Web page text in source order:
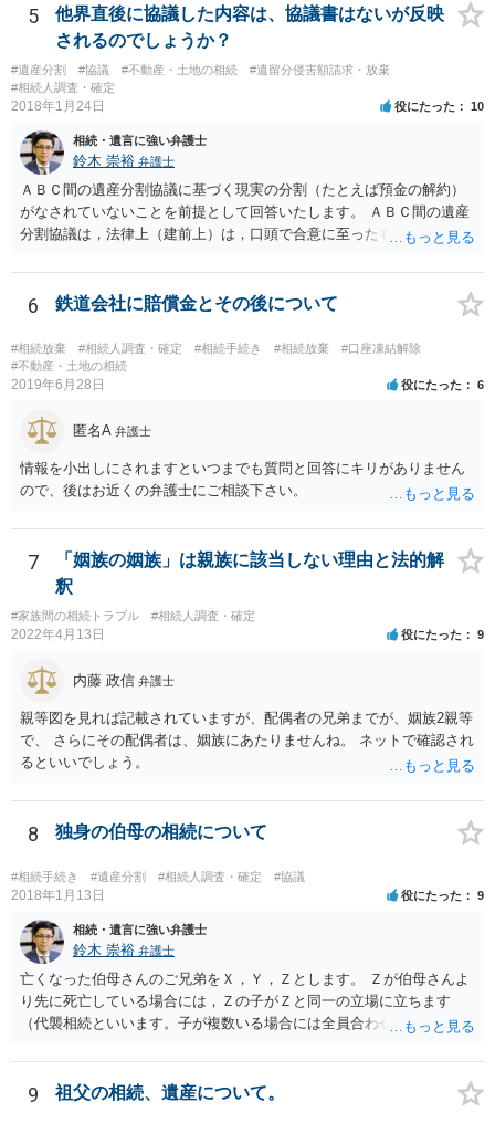
することはありませんので、数年後に借金が発見される可能性はほぼ
ありません。 なお、私が扱った相続放棄を検討していた案件で、期間
伸長して調査したところ、サラ金に対する過払金など相当な財産が見
つかったため相続したという事例がありました。
5
他界直後に協議した内容は、協議書はないが反映
されるのでしょうか？
#遺産分割 #協議 #不動産・土地の相続
#遺留分侵害額請求・放棄
#相続人調査・確定
2018年1月24日 役にたった 10
相続・遺言に強い弁護士
鈴木 崇裕 弁護士
ＡＢＣ間の遺産分割協議に基づく現実の分割（たとえば預金の解約）
がなされていないことを前提として回答いたします。 ＡＢＣ間の遺産
分割協議は，法律上（建前上）は，口頭で合意に至ったものであって
ん。 また，不動産の名義を移転するためには，遺産分割協議書への署
名捺印を得る必要があります。 したがって，残念ながら，「ＡＢＣ間
の遺産分割協議が有効に成立している」という前提に基づく主張は困
難と思われます。 「ＡＢＣ間の遺産分割協議は未了のまま，ＡとＢが
死亡し，二次相続が発生した」という前提に基づいて協議を進める必
要があります。 もちろん，Ｃの立場としては，ＡＢＣ間の遺産分割協
人は応じない姿勢を示していることから，実現は困難だと思います。
しどころ）としては，譲歩することを甘受しなければならないかもし
れません。
6 鉄道会社に賠償金とその後について
#相続放棄 #相続人調査・確定 #相続手続き #相続放棄
#口座凍結解除
#不動産・土地の相続
2019年6月28日 役にたった 6
匿名A 弁護士
情報を小出しにされますといつまでも質問と回答にキリがありません
ので、後はお近くの弁護士にご相談下さい。
7
「姻族の姻族」は親族に該当しない理由と法的解
釈
#家族間の相続トラブル #相続人調査・確定
2022年4月13日 役にたった 9
内藤 政信 弁護士
親等図を見れば記載されていますが、配偶者の兄弟までが、姻族2親等
で、 さらにその配偶者は、姻族にあたりませんね。 ネットで確認され
るといいでしょう。
8 独身の伯母の相続について
#相続手続き #遺産分割 #相続人調査・確定 #協議
2018年1月13日 役にたった 9
相続・遺言に強い弁護士
鈴木 崇裕 弁護士
亡くなった伯母さんのご兄弟をＸ，Ｙ，Ｚとします。 Ｚが伯母さんよ
り先に死亡している場合には，Ｚの子がＺと同一の立場に立ちます
（代襲相続といいます。子が複数いる場合には全員合わせてＺと同一
つの相続分を有していますので， そのことを前提として，遺産分割協
議をすることになります（必ずしも３分の１ずつにしなくても，合意
ができれば構いません。）。 今後の対応としては， ①伯母さんの相続
9 祖父の相続、遺産について。